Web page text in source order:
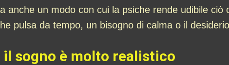
anche un modo con cui la psiche rende udibile
pulsa da tempo, un bisogno di calma o il
il sogno è molto realistico